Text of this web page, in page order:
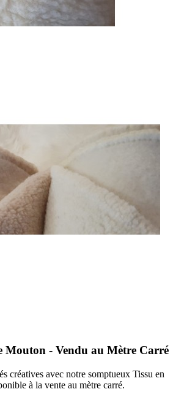
Mouton - Vendu au Mètre Carré
créatives avec notre somptueux Tissu en
à la vente au mètre carré.